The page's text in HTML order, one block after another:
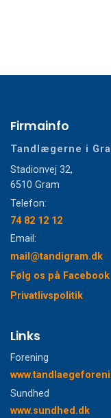
Firmainfo
Tandlægerne i
Stadionvej 32,
6510 Gram
Telefon:
74 82 12 12
Email:
mail@tandigram.dk
Følg os på Facebook
Privatlivspolitik
Links
Forening
Sundhed
www.sundhed.dk